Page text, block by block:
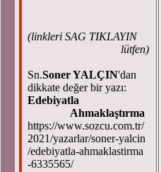
(linkleri SAG TIKLAYIN
lütfen)
Sn.Soner YALÇIN'dan
dikkate değer bir yazı:
Edebiyatla
Ahmaklaştırma
https://www.sozcu.com.tr/
2021/yazarlar/soner-yalcin
/edebiyatla-ahmaklastirma
-6335565/